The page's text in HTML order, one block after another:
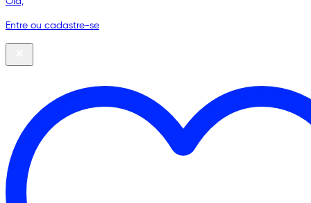
Entre ou cadastre-se